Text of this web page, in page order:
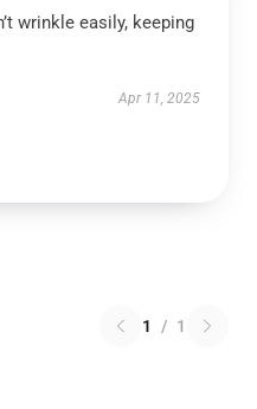
wrinkle easily, keeping
Apr 11, 2025
1 / 1